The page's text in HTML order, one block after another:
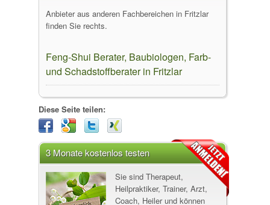
Anbieter aus anderen Fachbereichen in Fritzlar
finden Sie rechts.
Feng-Shui Berater, Baubiologen, Farb-
und Schadstoffberater in Fritzlar
Diese Seite teilen:
3 Monate kostenlos testen
Sie sind Therapeut,
Heilpraktiker, Trainer, Arzt,
Coach, Heiler und können